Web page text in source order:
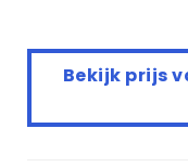
Bekijk prijs